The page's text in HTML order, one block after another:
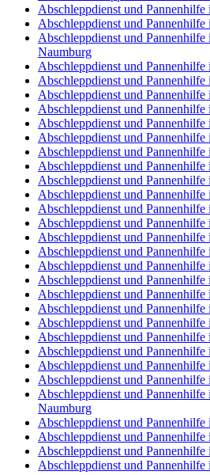
Abschleppdienst und
Abschleppdienst und Pannenhilfe
Abschleppdienst und Pannenhilfe
Naumburg
Abschleppdienst und Pannenhilfe
Abschleppdienst und
Abschleppdienst und Pannenhilfe
Abschleppdienst und Pannenhilfe
Abschleppdienst und
Abschleppdienst und Pannenhilfe
Abschleppdienst und Pannenhilfe
Abschleppdienst und Pannenhilfe
Abschleppdienst und
Abschleppdienst und Pannenhilfe
Abschleppdienst und Pannenhilfe
Abschleppdienst und Pannenhilfe
Abschleppdienst und Pannenhilfe
Abschleppdienst und Pannenhilfe
Abschleppdienst und Pannenhilfe
Abschleppdienst und
Abschleppdienst und
Abschleppdienst und Pannenhilfe
Abschleppdienst und Pannenhilfe
Abschleppdienst und
Abschleppdienst und
Abschleppdienst und Pannenhilfe
Abschleppdienst und
Abschleppdienst und
Naumburg
Abschleppdienst und
Abschleppdienst und Pannenhilfe
Abschleppdienst und
Abschleppdienst und Pannenhilfe